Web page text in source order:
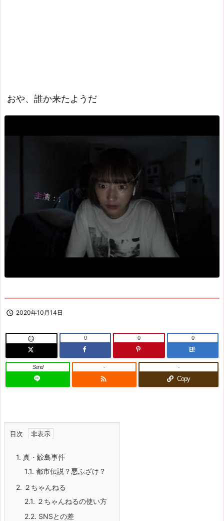
おや、誰か来たようだ
 2020年10月14日
 0 0
B!
0
Send

-
Copy
-
目次
1. 真・鮫島事件
1.1. 都市伝説？悪ふざけ？
2. ２ちゃんねる
2.1. ２ちゃんねるの使い方
2.2. SNSとの差